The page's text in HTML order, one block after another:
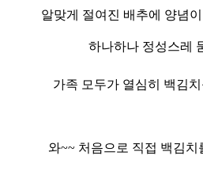
알맞게 절여진 배추에 양념
하나하나 정성스레
가족 모두가 열심히 백김
와~~ 처음으로 직접 백김치